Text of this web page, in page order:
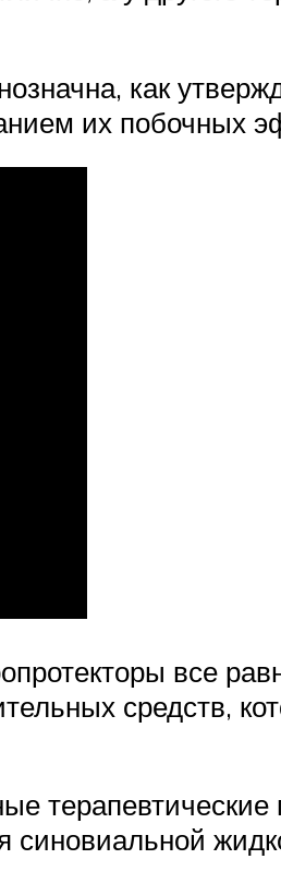
как
их побочных
все
средств,
синовиальной